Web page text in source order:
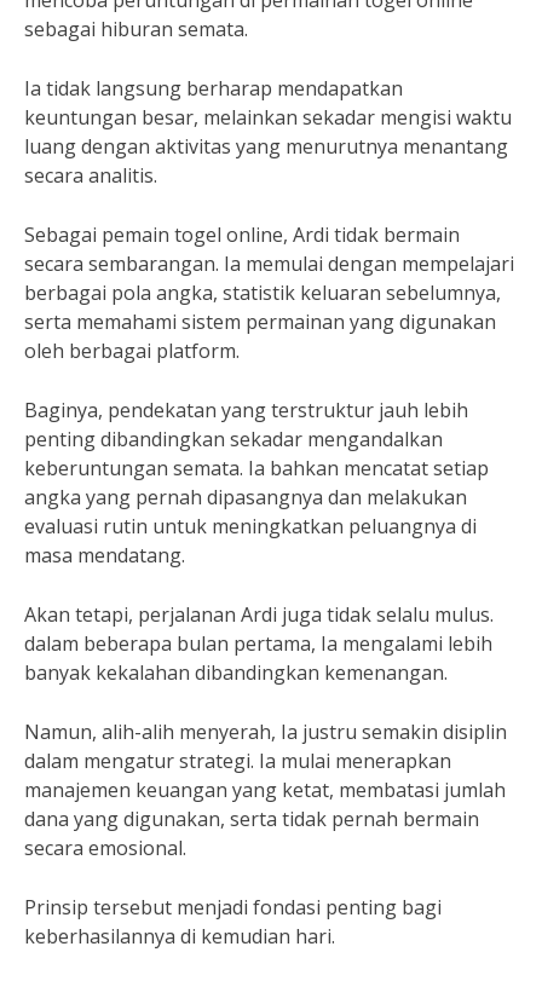
sebagai hiburan semata.
Ia tidak langsung berharap mendapatkan
keuntungan besar, melainkan sekadar mengisi waktu
luang dengan aktivitas yang menurutnya menantang
secara analitis.
Sebagai pemain togel online, Ardi tidak bermain
secara sembarangan. Ia memulai dengan mempelajari
berbagai pola angka, statistik keluaran sebelumnya,
serta memahami sistem permainan yang digunakan
oleh berbagai platform.
Baginya, pendekatan yang terstruktur jauh lebih
penting dibandingkan sekadar mengandalkan
keberuntungan semata. Ia bahkan mencatat setiap
angka yang pernah dipasangnya dan melakukan
evaluasi rutin untuk meningkatkan peluangnya di
masa mendatang.
Akan tetapi, perjalanan Ardi juga tidak selalu mulus.
dalam beberapa bulan pertama, Ia mengalami lebih
banyak kekalahan dibandingkan kemenangan.
Namun, alih-alih menyerah, Ia justru semakin disiplin
dalam mengatur strategi. Ia mulai menerapkan
manajemen keuangan yang ketat, membatasi jumlah
dana yang digunakan, serta tidak pernah bermain
secara emosional.
Prinsip tersebut menjadi fondasi penting bagi
keberhasilannya di kemudian hari.